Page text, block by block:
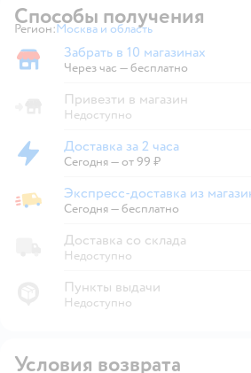
Способы получения
Регион: Выбор адреса доставки.
Москва и область
Забрать в магазине
Забрать в 10 магазинах
Через час — бесплатно
Привезти в магазин
Недоступно
Доставка за 2 часа
Доставка за 2 часа
Сегодня—от 99 ₽
Экспресс-доставка из магазина
Экспресс-доставка из
Сегодня—бесплатно
Доставка со склада
Недоступно
Пункты выдачи
Недоступно
Условия возврата